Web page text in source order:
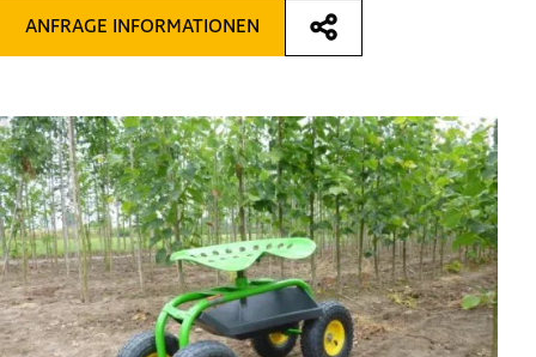
ANFRAGE INFORMATIONEN